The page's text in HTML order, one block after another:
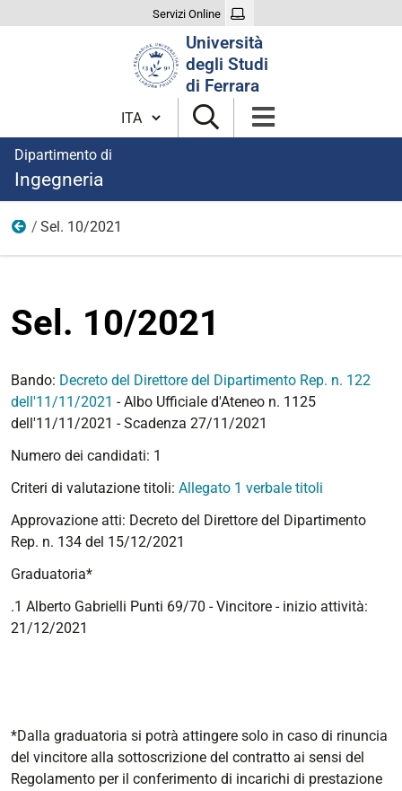
Servizi Online
Università
degli Studi
di Ferrara
Cambia lingua
Dipartimento di
Ingegneria
Anno 2021
Sel. 10/2021
Sel. 10/2021
Bando: Decreto del Direttore del Dipartimento Rep. n. 122
dell'11/11/2021 - Albo Ufficiale d'Ateneo n. 1125
dell'11/11/2021 - Scadenza 27/11/2021
Numero dei candidati: 1
Criteri di valutazione titoli: Allegato 1 verbale titoli
Approvazione atti: Decreto del Direttore del Dipartimento
Rep. n. 134 del 15/12/2021
Graduatoria*
.1 Alberto Gabrielli Punti 69/70 - Vincitore - inizio attività:
21/12/2021
*Dalla graduatoria si potrà attingere solo in caso di rinuncia
del vincitore alla sottoscrizione del contratto ai sensi del
Regolamento per il conferimento di incarichi di prestazione